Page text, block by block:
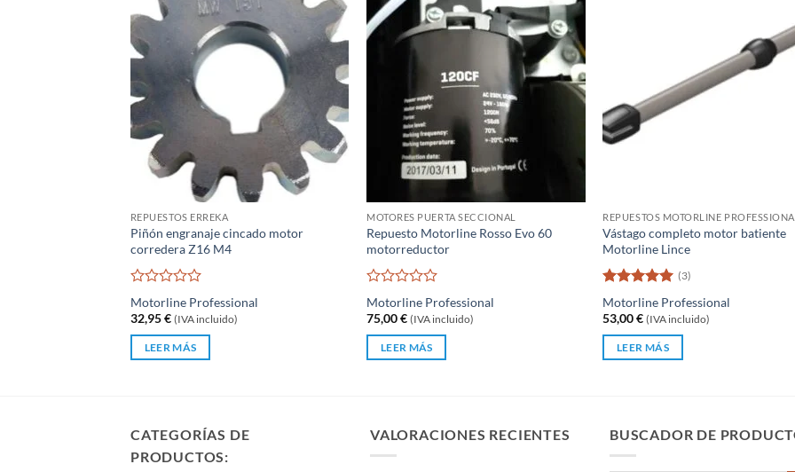
REPUESTOS ERREKA
Piñón engranaje cincado motor
corredera Z16 M4
Valorado
con
0
de
Motorline Professional
32,95€ (IVA incluido)
LEER MÁS
MOTORES PUERTA SECCIONAL
Repuesto Motorline Rosso Evo 60
motorreductor
Valorado
con
0
de
Motorline Professional
75,00€ (IVA incluido)
LEER MÁS
REPUESTOS MOTORLINE
Vástago completo motor batiente
Motorline Lince
Valorado
con5 de 5
(3)
Motorline Professional
53,00€ (IVA incluido)
LEER MÁS
CATEGORÍAS DE
PRODUCTOS:
VALORACIONES RECIENTES BUSCADOR DE